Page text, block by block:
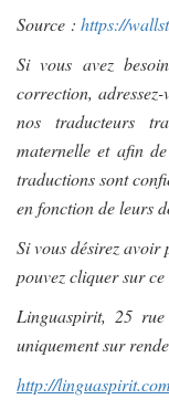
Source : https://
Si vous avez
correction,
nos traducteurs
maternelle et afin
traductions sont
en fonction de leurs
Si vous désirez avoir
pouvez cliquer sur
Linguaspirit, 25
uniquement sur
http://